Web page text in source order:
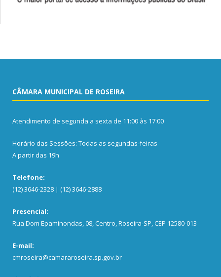
CÂMARA MUNICIPAL DE ROSEIRA
Atendimento de segunda a sexta de 11:00 às 17:00
Horário das Sessões: Todas as segundas-feiras
A partir das 19h
Telefone:
(12) 3646-2328 | (12) 3646-2888
Presencial:
Rua Dom Epaminondas, 08, Centro, Roseira-SP, CEP 12580-013
E-mail:
cmroseira@camararoseira.sp.gov.br